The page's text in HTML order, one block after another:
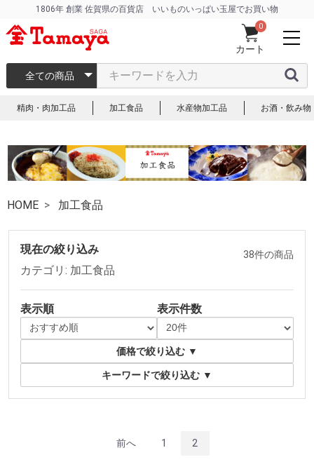
1806年 創業 佐賀県の百貨店 いいものいっぱい玉屋でお買い物
カート
0
全ての商品
精肉・肉加工品 加工食品 水産物加工品 お酒・飲み物
HOME 加工食品
現在の絞り込み
カテゴリ: 加工食品
38件の商品
価格で絞り込む ▼
キーワードで絞り込む ▼
表示順 表示件数
前へ 1 2